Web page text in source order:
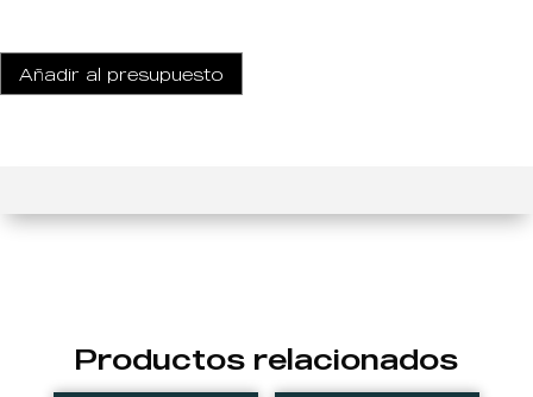
Añadir al presupuesto
Productos relacionados